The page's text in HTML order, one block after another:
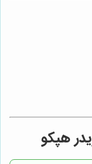
هپکو